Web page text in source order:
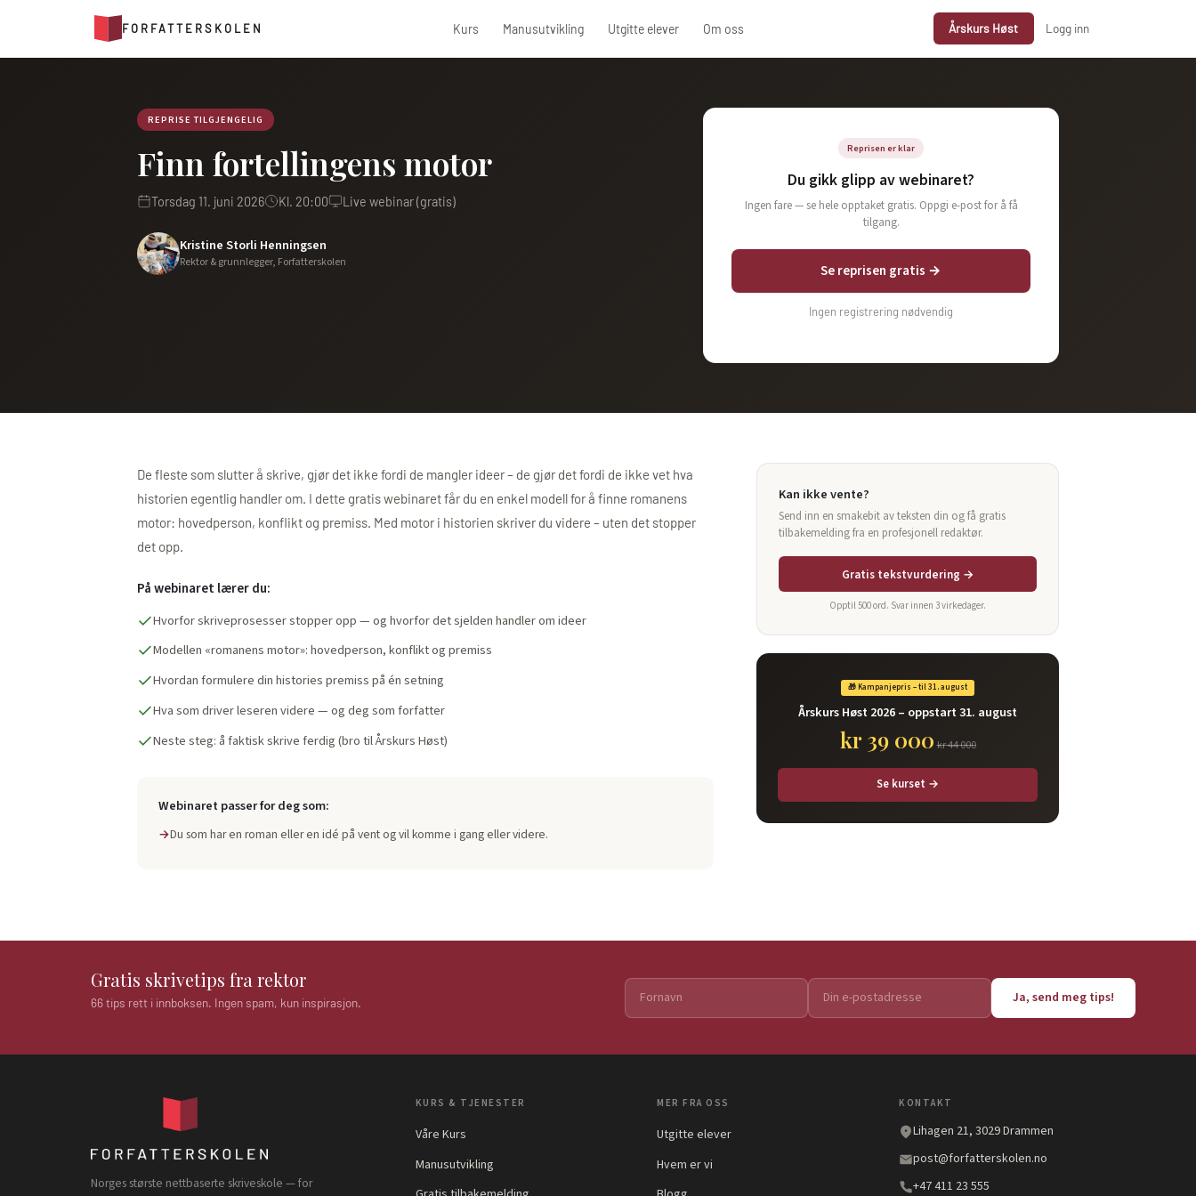
FORFATTERSKOLEN Kurs Manusutvikling Utgitte elever Om oss Årskurs Høst Logg inn
REPRISE TILGJENGELIG
Finn fortellingens motor
Torsdag 11. juni 2026 Kl. 20:00 Live webinar (gratis)
Kristine Storli Henningsen
Rektor & grunnlegger, Forfatterskolen
Reprisen er klar
Du gikk glipp av webinaret?
Ingen fare — se hele opptaket gratis. Oppgi e-post for å få
tilgang.
Se reprisen gratis →
Ingen registrering nødvendig
De fleste som slutter å skrive, gjør det ikke fordi de mangler ideer – de gjør det fordi de ikke vet hva
historien egentlig handler om. I dette gratis webinaret får du en enkel modell for å finne romanens
motor: hovedperson, konflikt og premiss. Med motor i historien skriver du videre – uten det stopper
det opp.
På webinaret lærer du:
Hvorfor skriveprosesser stopper opp — og hvorfor det sjelden handler om ideer
Modellen «romanens motor»: hovedperson, konflikt og premiss
Hvordan formulere din histories premiss på én setning
Hva som driver leseren videre — og deg som forfatter
Neste steg: å faktisk skrive ferdig (bro til Årskurs Høst)
Webinaret passer for deg som:
Du som har en roman eller en idé på vent og vil komme i gang eller videre.
Kan ikke vente?
Send inn en smakebit av teksten din og få gratis
tilbakemelding fra en profesjonell redaktør.
Gratis tekstvurdering →
Opptil 500 ord. Svar innen 3 virkedager.
🎁 Kampanjepris – til 31. august
Årskurs Høst 2026 – oppstart 31. august
kr 39 000 kr 44 000
Se kurset →
Gratis skrivetips fra rektor
66 tips rett i innboksen. Ingen spam, kun inspirasjon. Ja, send meg tips!
Norges største nettbaserte skriveskole — for
KURS & TJENESTER
Våre Kurs
Manusutvikling
MER FRA OSS
Utgitte elever
Hvem er vi
KONTAKT
Lihagen 21, 3029 Drammen
post@forfatterskolen.no
+47 411 23 555